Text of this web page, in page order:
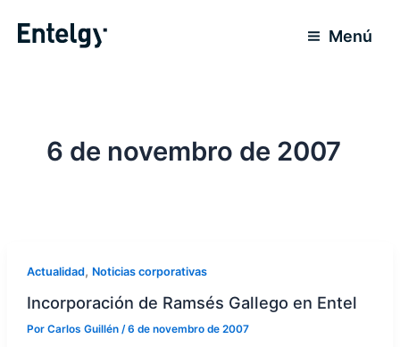
para
Menú
6 de novembro de 2007
Actualidad, Noticias corporativas
Incorporación de Ramsés Gallego en Entel
Por Carlos Guillén /6 de novembro de 2007